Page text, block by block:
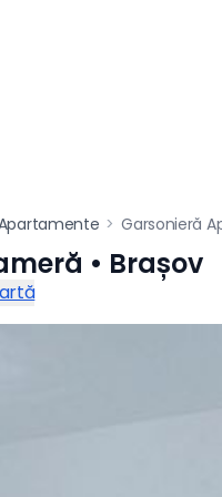
> Garsonieră
de
• Brașov